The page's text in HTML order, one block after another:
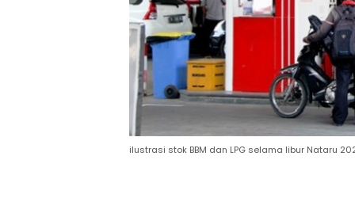
ilustrasi stok BBM dan LPG selama libur Nataru